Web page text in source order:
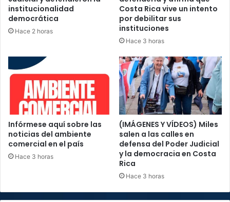
institucionalidad
democrática
Hace 2 horas
Costa Rica vive un intento
por debilitar sus
instituciones
Hace 3 horas
Infórmese aquí sobre las
noticias del ambiente
comercial en el país
Hace 3 horas
(IMÁGENES Y VÍDEOS) Miles
salen a las calles en
defensa del Poder Judicial
y la democracia en Costa
Rica
Hace 3 horas